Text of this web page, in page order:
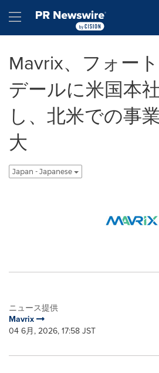
Hamburger menu
Mavrix、フォー
デールに米国本
し、北米での事
大
Japan - Japanese
ニュース提供
Mavrix
04 6月, 2026, 17:58 JST